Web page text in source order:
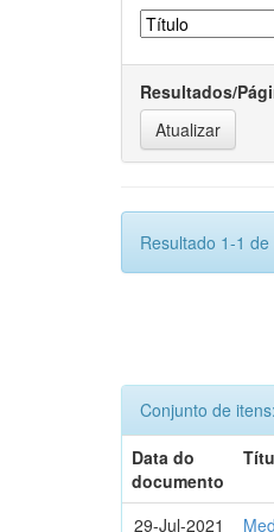
Resultados/
Resultado 1-1 de
Conjunto de itens:
Data do
documento
29-Jul-2021